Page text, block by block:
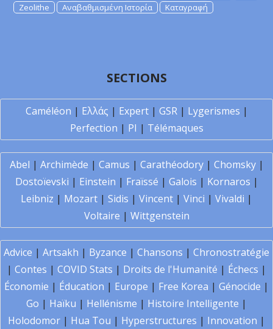
Zeolithe
Αναβαθμισμένη Ιστορία Καταγραφή
SECTIONS
Caméléon | Ελλάς | Expert| GSR| Lygerismes |
Perfection | PI | Télémaques
Abel | Archimède | Camus | Carathéodory| Chomsky|
Dostoïevski | Einstein | Fraïssé | Galois | Kornaros |
Leibniz | Mozart | Sidis | Vincent | Vinci | Vivaldi |
Voltaire | Wittgenstein
Advice | Artsakh | Byzance | Chansons | Chronostratégie
| Contes | COVID Stats | Droits de l'Humanité | Échecs |
Économie | Éducation | Europe | Free Korea | Génocide |
Go | Haïku | Hellénisme | Histoire Intelligente |
Holodomor | Hua Tou | Hyperstructures | Innovation |